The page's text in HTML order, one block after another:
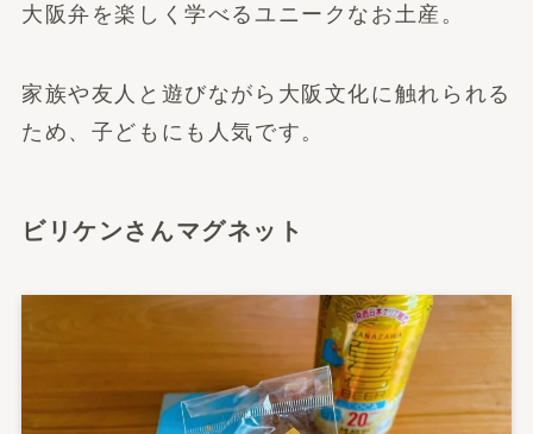
大阪弁を楽しく学べるユニークなお土産。
家族や友人と遊びながら大阪文化に触れられる
ため、子どもにも人気です。
ビリケンさんマグネット